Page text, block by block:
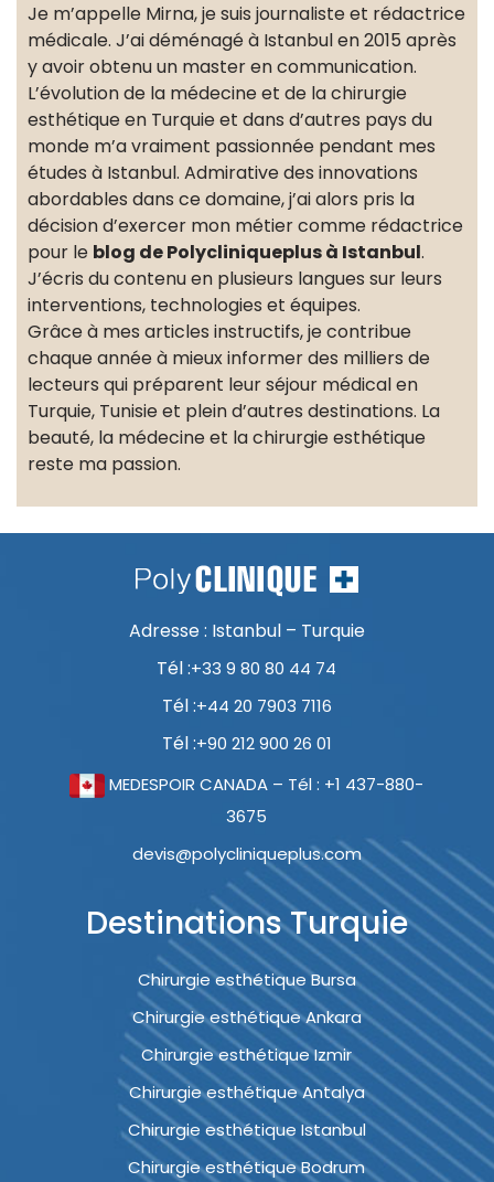
Je m’appelle Mirna, je suis journaliste et rédactrice
médicale. J’ai déménagé à Istanbul en 2015 après
y avoir obtenu un master en communication.
L’évolution de la médecine et de la chirurgie
esthétique en Turquie et dans d’autres pays du
monde m’a vraiment passionnée pendant mes
études à Istanbul. Admirative des innovations
abordables dans ce domaine, j’ai alors pris la
décision d’exercer mon métier comme rédactrice
pour le blog de Polycliniqueplus à Istanbul.
J’écris du contenu en plusieurs langues sur leurs
interventions, technologies et équipes.
Grâce à mes articles instructifs, je contribue
chaque année à mieux informer des milliers de
lecteurs qui préparent leur séjour médical en
Turquie, Tunisie et plein d’autres destinations. La
beauté, la médecine et la chirurgie esthétique
reste ma passion.
Adresse : Istanbul – Turquie
Tél :+33 9 80 80 44 74
Tél :+44 20 7903 7116
Tél :+90 212 900 26 01
MEDESPOIR CANADA – Tél : +1 437-880-
3675
devis@polycliniqueplus.com
Destinations Turquie
Chirurgie esthétique Bursa
Chirurgie esthétique Ankara
Chirurgie esthétique Izmir
Chirurgie esthétique Antalya
Chirurgie esthétique Istanbul
Chirurgie esthétique Bodrum